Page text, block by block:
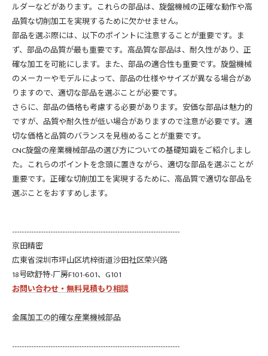
ルダーなどがあります。これらの部品は、旋盤機械の正確な動作や高
品質な切削加工を実現するために欠かせません。
部品を選ぶ際には、以下のポイントに注意することが重要です。ま
ず、部品の品質が最も重要です。高品質な部品は、耐久性があり、正
確な加工を可能にします。また、部品の適合性も重要です。旋盤機械
のメーカーやモデルによって、部品の仕様やサイズが異なる場合があ
りますので、適切な部品を選ぶことが必要です。
さらに、部品の価格も考慮する必要があります。安価な部品は魅力的
ですが、品質や耐久性が低い場合がありますので注意が必要です。適
切な価格と品質のバランスを見極めることが重要です。
CNC旋盤の産業機械部品の選び方についての基礎知識をご紹介しまし
た。これらのポイントを念頭に置きながら、適切な部品を選ぶことが
重要です。正確な切削加工を実現するために、高品質で適切な部品を
選ぶことをおすすめします。
----------------------------------------------------------------------
京田精密
広東省深圳市坪山区坑梓街道沙田社区荣兴路
18号欧舒特-厂房F101-601、G101
お問い合わせ・無料見積もり相談
金属加工の的確な産業機械部品
----------------------------------------------------------------------